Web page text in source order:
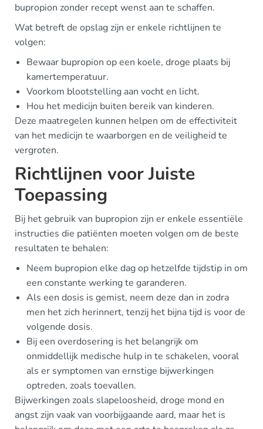
bupropion zonder recept wenst aan te schaffen.
Wat betreft de opslag zijn er enkele richtlijnen te
volgen:
Bewaar bupropion op een koele, droge plaats bij
kamertemperatuur.
Voorkom blootstelling aan vocht en licht.
Hou het medicijn buiten bereik van kinderen.
Deze maatregelen kunnen helpen om de effectiviteit
van het medicijn te waarborgen en de veiligheid te
vergroten.
Richtlijnen voor Juiste
Toepassing
Bij het gebruik van bupropion zijn er enkele essentiële
instructies die patiënten moeten volgen om de beste
resultaten te behalen:
Neem bupropion elke dag op hetzelfde tijdstip in om
een constante werking te garanderen.
Als een dosis is gemist, neem deze dan in zodra
men het zich herinnert, tenzij het bijna tijd is voor de
volgende dosis.
Bij een overdosering is het belangrijk om
onmiddellijk medische hulp in te schakelen, vooral
als er symptomen van ernstige bijwerkingen
optreden, zoals toevallen.
Bijwerkingen zoals slapeloosheid, droge mond en
angst zijn vaak van voorbijgaande aard, maar het is